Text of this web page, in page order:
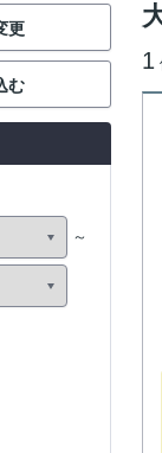
1
更
む